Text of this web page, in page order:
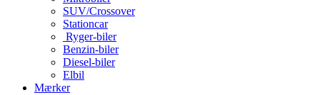
SUV/Crossover
Stationcar
Ryger-biler
Benzin-biler
Diesel-biler
Elbil
Mærker